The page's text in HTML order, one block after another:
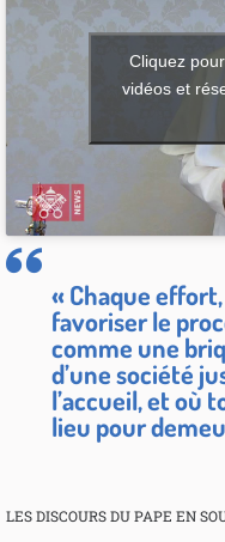
Cliquez
vidéos et
« Chaque
favoriser le
comme une
d’une société
l’accueil, et où
lieu pour
LES DISCOURS DU PAPE EN